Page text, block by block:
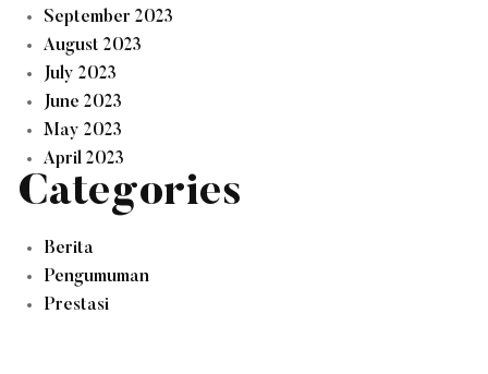
September 2023
August 2023
July 2023
June 2023
May 2023
April 2023
Categories
Berita
Pengumuman
Prestasi